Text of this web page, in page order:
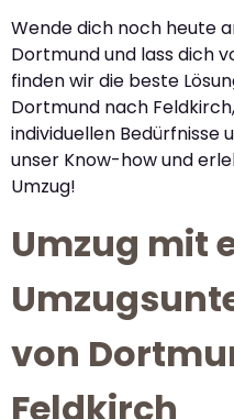
Wende dich noch heute
Dortmund und lass dich
finden wir die beste
Dortmund nach
individuellen Bedürfnisse
unser Know-how und
Umzug!
Umzug mit
von
Feldkirch